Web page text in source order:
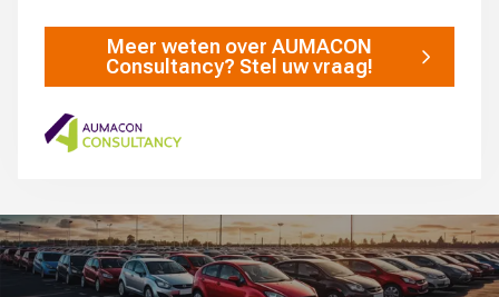
Meer weten over AUMACON
Consultancy? Stel uw vraag!